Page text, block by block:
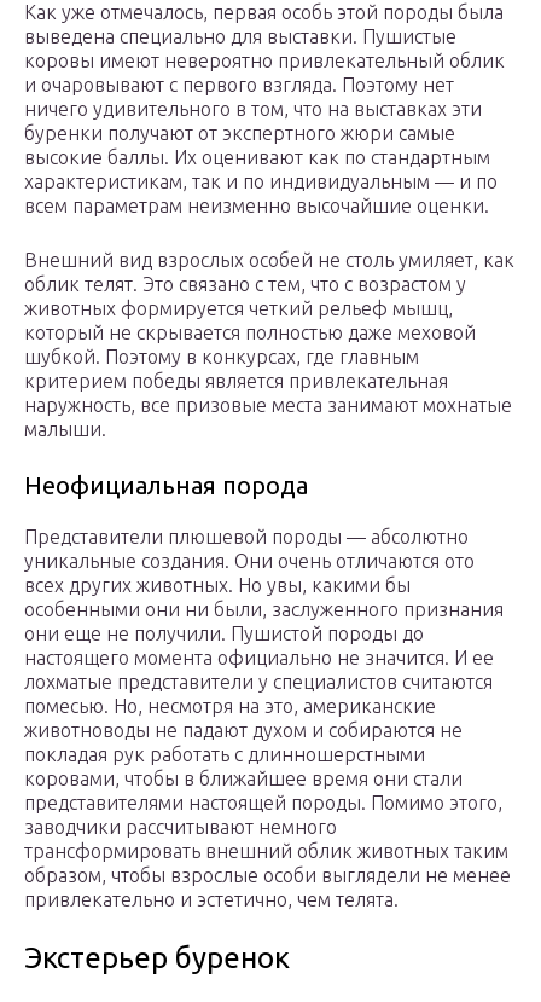
Как уже отмечалось, первая особь этой породы была
выведена специально для выставки. Пушистые
коровы имеют невероятно привлекательный облик
и очаровывают с первого взгляда. Поэтому нет
ничего удивительного в том, что на выставках эти
буренки получают от экспертного жюри самые
высокие баллы. Их оценивают как по стандартным
характеристикам, так и по индивидуальным — и по
всем параметрам неизменно высочайшие оценки.
Внешний вид взрослых особей не столь умиляет, как
облик телят. Это связано с тем, что с возрастом у
животных формируется четкий рельеф мышц,
который не скрывается полностью даже меховой
шубкой. Поэтому в конкурсах, где главным
критерием победы является привлекательная
наружность, все призовые места занимают мохнатые
малыши.
Неофициальная порода
Представители плюшевой породы — абсолютно
уникальные создания. Они очень отличаются ото
всех других животных. Но увы, какими бы
особенными они ни были, заслуженного признания
они еще не получили. Пушистой породы до
настоящего момента официально не значится. И ее
лохматые представители у специалистов считаются
помесью. Но, несмотря на это, американские
животноводы не падают духом и собираются не
покладая рук работать с длинношерстными
коровами, чтобы в ближайшее время они стали
представителями настоящей породы. Помимо этого,
заводчики рассчитывают немного
трансформировать внешний облик животных таким
образом, чтобы взрослые особи выглядели не менее
привлекательно и эстетично, чем телята.
Экстерьер буренок